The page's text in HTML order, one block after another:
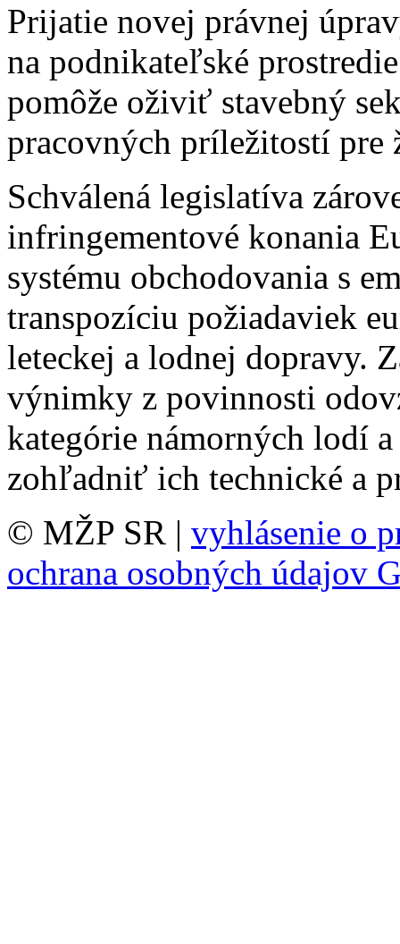
Prijatie novej právnej
na podnikateľské
pomôže oživiť stavebný
pracovných príležitostí pre
Schválená legislatíva
infringementové konania
systému obchodovania s
transpozíciu požiadaviek
leteckej a lodnej dopravy.
výnimky z povinnosti
kategórie námorných lodí
zohľadniť ich technické a
© MŽP SR | vyhlásenie o
ochrana osobných údajov